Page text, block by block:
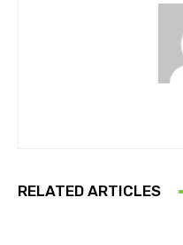
RELATED ARTICLES